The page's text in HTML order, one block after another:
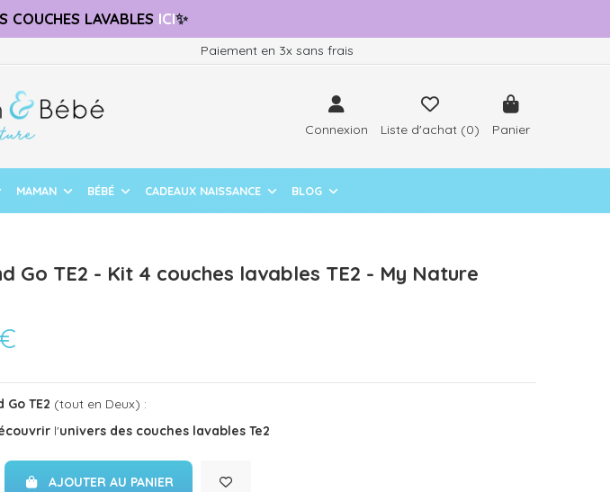
COUCHES LAVABLES ICI✨
Paiement en 3x sans frais
Connexion Liste d'achat (0) Panier
MAMAN BÉBÉ CADEAUX NAISSANCE BLOG
Go TE2 - Kit 4 couches lavables TE2 - My Nature
TE2 (tout en Deux) :
l'univers des couches lavables Te2
AJOUTER AU PANIER